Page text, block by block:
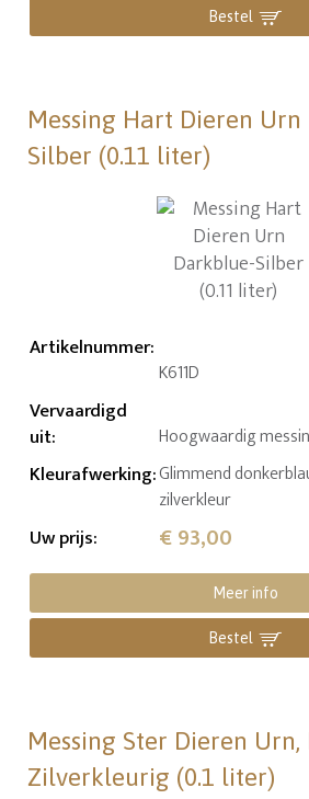
Bestel
Messing Hart Dieren
Silber (0.11 liter)
Artikelnummer:
K611D
Vervaardigd
uit: Hoogwaardig
Kleurafwerking:Glimmend
zilverkleur
Uw prijs: € 93,00
Meer info
Bestel
Messing Ster Dieren Urn,
Zilverkleurig (0.1 liter)